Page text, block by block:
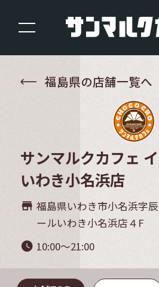
福島県の店舗一覧へ
サンマルクカフェ
いわき小名浜店
store_mall_directory 福島県いわき市小名浜字
ールいわき小名浜店４F
watch_later 10:00～21:00